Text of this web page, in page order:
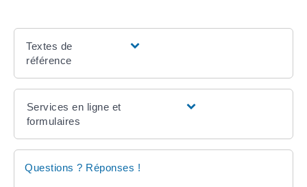
Textes de
référence
Services en ligne et
formulaires
Questions ? Réponses !